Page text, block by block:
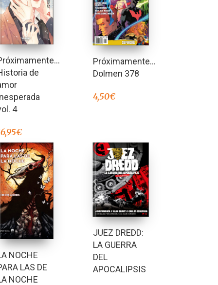
de
4
€
Próximamente…
Dolmen 378
4,50€
NOCHE
LAS DE
NOCHE
JUEZ DREDD:
LA GUERRA
DEL
APOCALIPSIS